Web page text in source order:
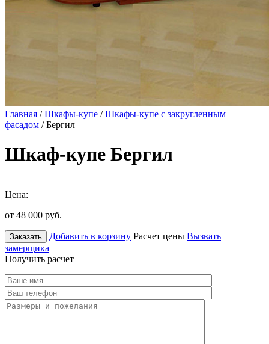
Главная /Шкафы-купе /Шкафы-купе с закругленным
фасадом / Бергил
Шкаф-купе Бергил
Цена:
от 48 000 руб.
Заказать Добавить в корзину Расчет цены Вызвать
замерщика
Получить расчет